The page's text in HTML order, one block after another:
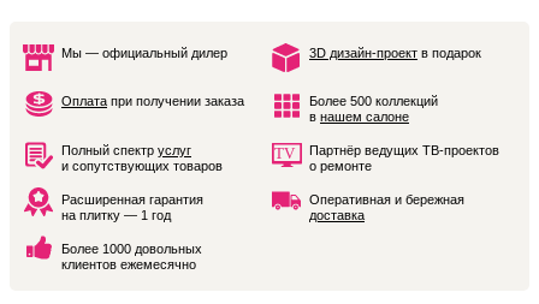
Мы — официальный дилер 3D дизайн-проект в подарок
Оплата при получении заказа
Более 500 коллекций
в нашем салоне
Полный спектр услуг
и сопутствующих товаров
Партнёр ведущих ТВ-проектов
о ремонте
Расширенная гарантия
на плитку — 1 год
Оперативная и бережная
доставка
Более 1000 довольных
клиентов ежемесячно